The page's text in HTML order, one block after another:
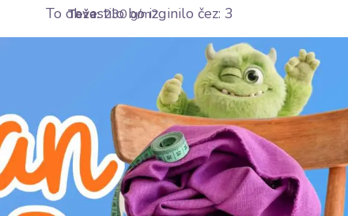
Teža: 230 g/m2
OEKO-TEX Standard 100 class I.
Barva: Vijolična
Nega:
E likati pri srednji temperaturi (150°C)
To obvestilo bo izginilo čez: 2